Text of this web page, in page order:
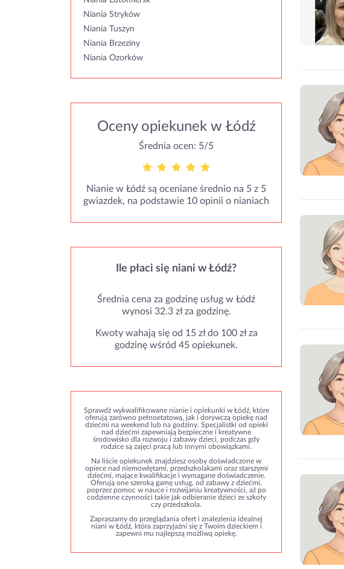
Niania Stryków
Niania Tuszyn
Niania Brzeziny
Niania Ozorków
Oceny opiekunek w Łódź
Średnia ocen: 5/5
Nianie w Łódź są oceniane średnio na 5 z 5
gwiazdek, na podstawie 10 opinii o nianiach
Ile płaci się niani w Łódź?
Średnia cena za godzinę usług w Łódź
wynosi 32.3 zł za godzinę.
Kwoty wahają się od 15 zł do 100 zł za
godzinę wśród 45 opiekunek.
Sprawdź wykwalifikowane nianie i opiekunki w Łódź, które
oferują zarówno pełnoetatową, jak i dorywczą opiekę nad
dziećmi na weekend lub na godziny. Specjalistki od opieki
nad dziećmi zapewniają bezpieczne i kreatywne
środowisko dla rozwoju i zabawy dzieci, podczas gdy
rodzice są zajęci pracą lub innymi obowiązkami.
Na liście opiekunek znajdziesz osoby doświadczone w
opiece nad niemowlętami, przedszkolakami oraz starszymi
dziećmi, mające kwalifikacje i wymagane doświadczenie.
Oferują one szeroką gamę usług, od zabawy z dziećmi,
poprzez pomoc w nauce i rozwijaniu kreatywności, aż po
codzienne czynności takie jak odbieranie dzieci ze szkoły
czy przedszkola.
Zapraszamy do przeglądania ofert i znalezienia idealnej
niani w Łódź, która zaprzyjaźni się z Twoim dzieckiem i
zapewni mu najlepszą możliwą opiekę.